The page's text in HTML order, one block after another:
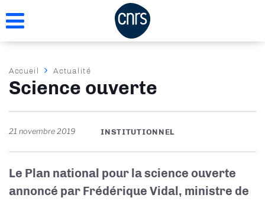
au
Fil
d'Ariane
Accueil Actualité
Science ouverte
21 novembre 2019 INSTITUTIONNEL
Le Plan national pour la science ouverte
annoncé par Frédérique Vidal, ministre de